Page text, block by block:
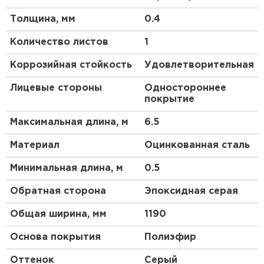
механических повреждений изделия, покрытые
Полиэстером, будут сохранять свой изначальный
вид долгие годы. В целом, это универсальный,
простой, доступный материал, долговечность
которого подтверждена тестами эксперта в
сфере металлургии — Национальным
Металлочерепица отличается долгим сроком
эксплуатации.
Вы можете выбрать оптимальный оттенок для
вашего объекта строительства.
Этот кровельный материал пожаробезопасен.
Сталь 0.4 мм (с учётом металла, цинкового и
защитно-декоративного покрытия) оберегает
кровлю от механических повреждений.
Оптимальное сочетание качества и цены —
Толщина, мм 0.4
Количество листов 1
Коррозийная стойкость Удовлетворительная
Лицевые стороны
Одностороннее
покрытие
Максимальная длина, м 6.5
Материал Оцинкованная сталь
Минимальная длина, м 0.5
Обратная сторона Эпоксидная серая
Общая ширина, мм 1190
Основа покрытия Полиэфир
Оттенок Серый